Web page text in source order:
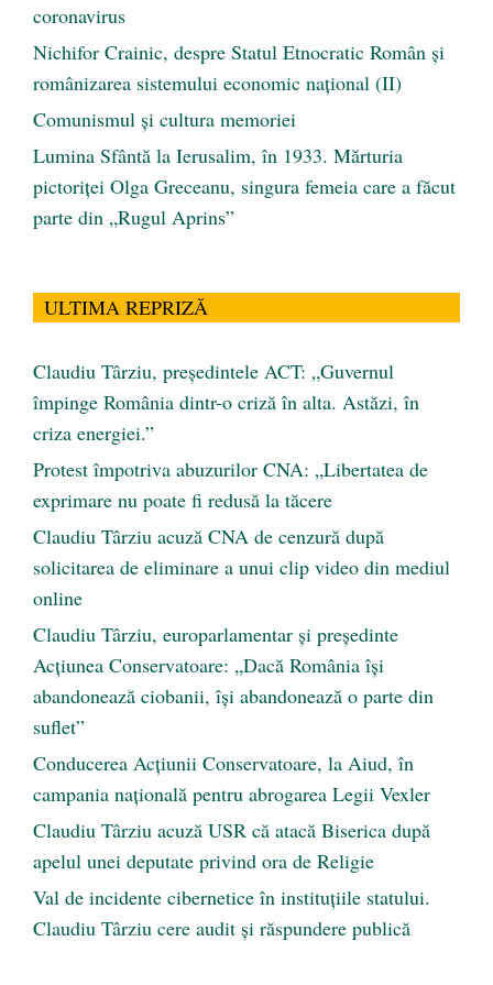
coronavirus
Nichifor Crainic, despre Statul Etnocratic Român şi
românizarea sistemului economic naţional (II)
Comunismul şi cultura memoriei
Lumina Sfântă la Ierusalim, în 1933. Mărturia
pictoriței Olga Greceanu, singura femeia care a făcut
parte din „Rugul Aprins”
ULTIMA REPRIZĂ
Claudiu Târziu, președintele ACT: „Guvernul
împinge România dintr-o criză în alta. Astăzi, în
criza energiei.”
Protest împotriva abuzurilor CNA: „Libertatea de
exprimare nu poate fi redusă la tăcere
Claudiu Târziu acuză CNA de cenzură după
solicitarea de eliminare a unui clip video din mediul
online
Claudiu Târziu, europarlamentar și președinte
Acțiunea Conservatoare: „Dacă România își
abandonează ciobanii, își abandonează o parte din
suflet”
Conducerea Acțiunii Conservatoare, la Aiud, în
campania națională pentru abrogarea Legii Vexler
Claudiu Târziu acuză USR că atacă Biserica după
apelul unei deputate privind ora de Religie
Val de incidente cibernetice în instituțiile statului.
Claudiu Târziu cere audit și răspundere publică